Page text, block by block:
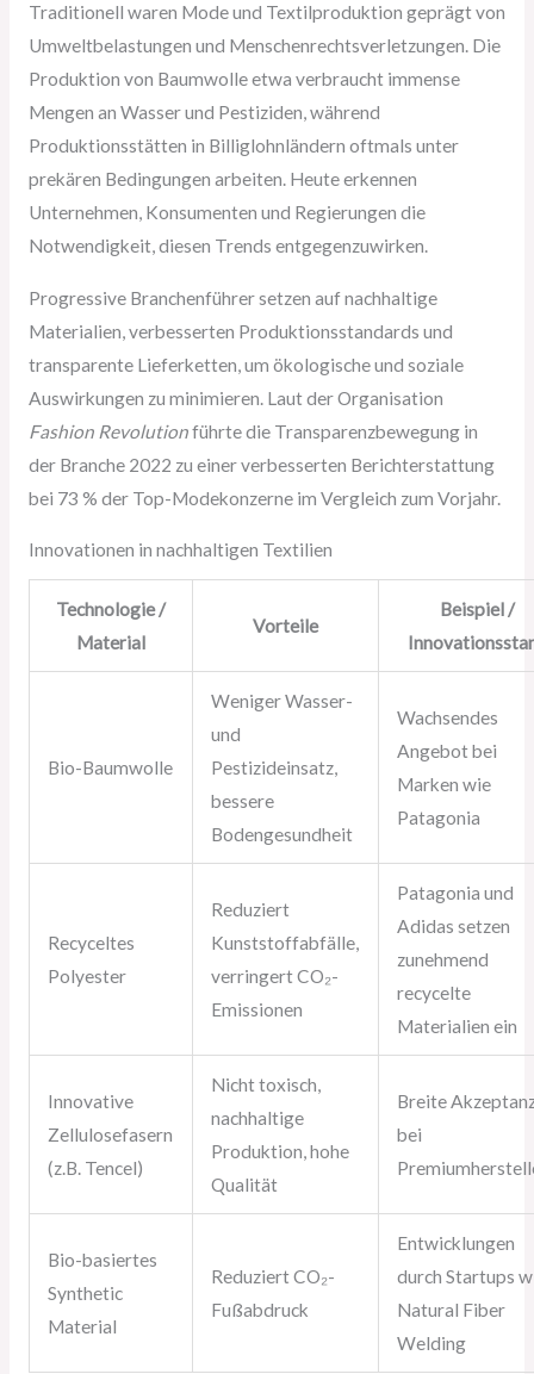
Traditionell waren Mode und Textilproduktion geprägt von
Umweltbelastungen und Menschenrechtsverletzungen. Die
Produktion von Baumwolle etwa verbraucht immense
Mengen an Wasser und Pestiziden, während
Produktionsstätten in Billiglohnländern oftmals unter
prekären Bedingungen arbeiten. Heute erkennen
Unternehmen, Konsumenten und Regierungen die
Notwendigkeit, diesen Trends entgegenzuwirken.
Progressive Branchenführer setzen auf nachhaltige
Materialien, verbesserten Produktionsstandards und
transparente Lieferketten, um ökologische und soziale
Auswirkungen zu minimieren. Laut der Organisation
Fashion Revolutionführte die Transparenzbewegung in
der Branche 2022 zu einer verbesserten Berichterstattung
bei 73 % der Top-Modekonzerne im Vergleich zum Vorjahr.
Innovationen in nachhaltigen Textilien
Technologie /
Material
Vorteile
Beispiel /
Bio-Baumwolle
Weniger Wasser-
und
Pestizideinsatz,
bessere
Bodengesundheit
Wachsendes
Angebot bei
Marken wie
Patagonia
Recyceltes
Polyester
Reduziert
Kunststoffabfälle,
verringert CO₂-
Emissionen
Patagonia und
Adidas setzen
zunehmend
recycelte
Materialien ein
Innovative
Zellulosefasern
(z.B. Tencel)
Nicht toxisch,
nachhaltige
Produktion, hohe
Qualität
Breite
bei
Bio-basiertes
Synthetic
Material
Reduziert CO₂-
Fußabdruck
Entwicklungen
durch Startups
Natural Fiber
Welding